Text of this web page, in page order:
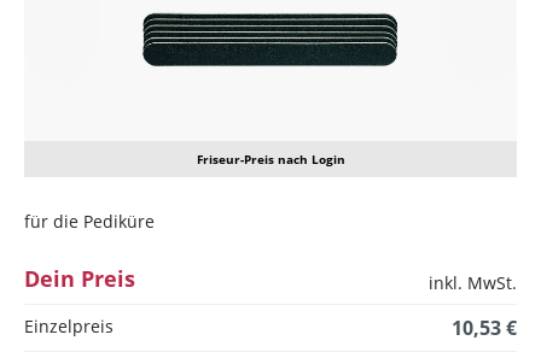
Friseur-Preis nach Login
für die Pediküre
Dein Preis
inkl. MwSt.
Einzelpreis
10,53 €